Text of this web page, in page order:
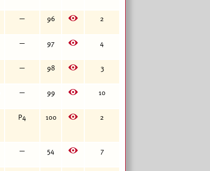
— 96 E 2
— 97 E 4
— 98 E 3
— 99 E 10
Р4 100 E 2
— 54 E 7